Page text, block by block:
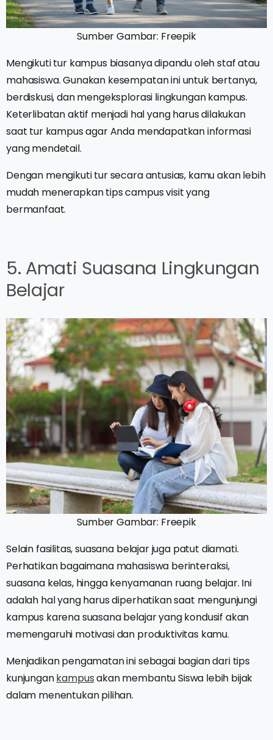
Sumber Gambar: Freepik
Mengikuti tur kampus biasanya dipandu oleh staf atau
mahasiswa. Gunakan kesempatan ini untuk bertanya,
berdiskusi, dan mengeksplorasi lingkungan kampus.
Keterlibatan aktif menjadi hal yang harus dilakukan
saat tur kampus agar Anda mendapatkan informasi
yang mendetail.
Dengan mengikuti tur secara antusias, kamu akan lebih
mudah menerapkan tips campus visit yang
bermanfaat.
5. Amati Suasana Lingkungan
Belajar
Sumber Gambar: Freepik
Selain fasilitas, suasana belajar juga patut diamati.
Perhatikan bagaimana mahasiswa berinteraksi,
suasana kelas, hingga kenyamanan ruang belajar. Ini
adalah hal yang harus diperhatikan saat mengunjungi
kampus karena suasana belajar yang kondusif akan
memengaruhi motivasi dan produktivitas kamu.
Menjadikan pengamatan ini sebagai bagian dari tips
kunjungankampusakan membantu Siswa lebih bijak
dalam menentukan pilihan.